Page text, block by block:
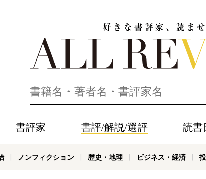
書評家 書評/解説/選評 読書
ノンフィクション 歴史・地理 ビジネス・経済